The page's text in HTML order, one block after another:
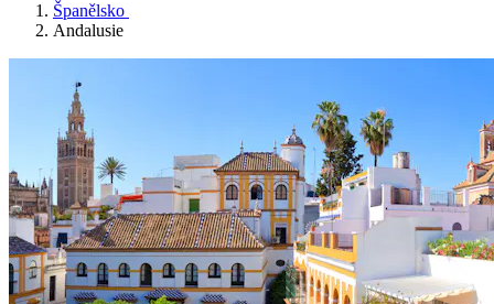
Španělsko
Andalusie